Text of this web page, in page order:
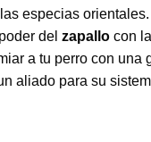
especias
del zapallo con
a tu perro con
aliado para su